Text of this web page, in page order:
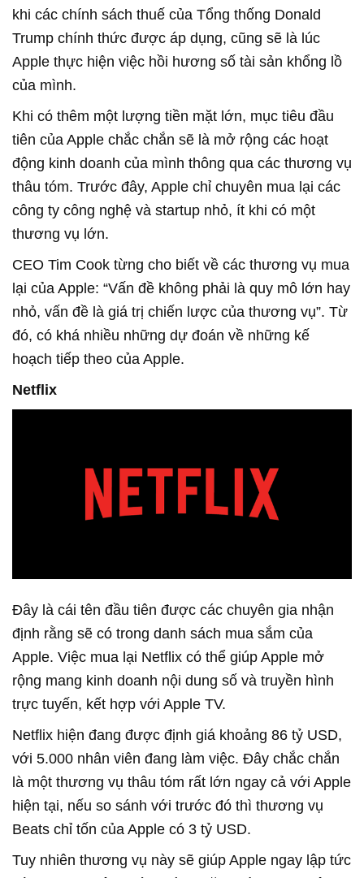
khi các chính sách thuế của Tổng thống Donald
Trump chính thức được áp dụng, cũng sẽ là lúc
Apple thực hiện việc hồi hương số tài sản khổng lồ
của mình.
Khi có thêm một lượng tiền mặt lớn, mục tiêu đầu
tiên của Apple chắc chắn sẽ là mở rộng các hoạt
động kinh doanh của mình thông qua các thương vụ
thâu tóm. Trước đây, Apple chỉ chuyên mua lại các
công ty công nghệ và startup nhỏ, ít khi có một
thương vụ lớn.
CEO Tim Cook từng cho biết về các thương vụ mua
lại của Apple: “Vấn đề không phải là quy mô lớn hay
nhỏ, vấn đề là giá trị chiến lược của thương vụ”. Từ
đó, có khá nhiều những dự đoán về những kế
hoạch tiếp theo của Apple.
Netflix
Đây là cái tên đầu tiên được các chuyên gia nhận
định rằng sẽ có trong danh sách mua sắm của
Apple. Việc mua lại Netflix có thể giúp Apple mở
rộng mang kinh doanh nội dung số và truyền hình
trực tuyến, kết hợp với Apple TV.
Netflix hiện đang được định giá khoảng 86 tỷ USD,
với 5.000 nhân viên đang làm việc. Đây chắc chắn
là một thương vụ thâu tóm rất lớn ngay cả với Apple
hiện tại, nếu so sánh với trước đó thì thương vụ
Beats chỉ tốn của Apple có 3 tỷ USD.
Tuy nhiên thương vụ này sẽ giúp Apple ngay lập tức